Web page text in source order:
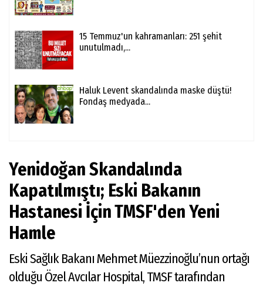
15 Temmuz'un kahramanları: 251 şehit
unutulmadı,...
Haluk Levent skandalında maske düştü!
Fondaş medyada...
Yenidoğan Skandalında
Kapatılmıştı; Eski Bakanın
Hastanesi İçin TMSF'den Yeni
Hamle
Eski Sağlık Bakanı Mehmet Müezzinoğlu’nun ortağı
olduğu Özel Avcılar Hospital, TMSF tarafından